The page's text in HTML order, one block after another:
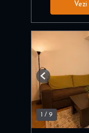
1 / 9
Previous